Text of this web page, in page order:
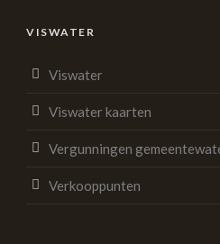
VISWATER
Viswater
Viswater kaarten
Vergunningen
Verkooppunten